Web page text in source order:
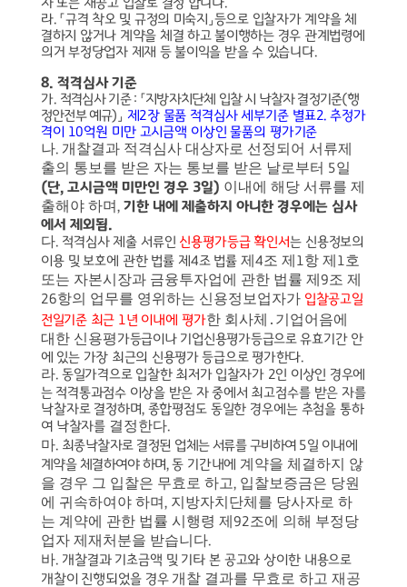
라. 「규격 착오 및 규정의 미숙지 」등으로 입찰자가 계약을 체
결하지 않거나 계약을 체결 하고 불이행하는 경우 관계법령에
의거 부정당업자 제재 등 불이익을 받을 수 있습니다.
8. 적격심사 기준
가. 적격심사 기준: 「지방자치단체 입찰 시 낙찰자 결정기준(행
정안전부 예규) 」 제 2장 물품 적격심사 세부기준 별표2.추정가
격이 10억원 미만 고시금액 이상인 물품의 평가기준
나. 개찰결과 적격심사 대상자로 선정되어 서류제
출의 통보를 받은 자는 통보를 받은 날로부터 5일
(단, 고시금액 미만인 경우 3일) 이내에 해당 서류를 제
출해야 하며 , 기한 내에 제출하지 아니한 경우에는 심사
에서 제외됨.
다. 적격심사 제출 서류인 신용평가등급 확인서는 신용정보의
이용 및 보호에 관한 법률 제 4조 법률 제4조 제 1 항 제 1 호
또는 자본시장과 금융투자업에 관한 법률 제 9조 제
26항의 업무를 영위하는 신용정보업자가 입찰공고일
전일기준 최근 1 년 이내에 평가한 회사체 ․ 기업어음에
대한 신용평가등급이나 기업신용평가등급으로 유효기간 안
에 있는 가장 최근의 신용평가 등급으로 평가한다.
라. 동일가격으로 입찰한 최저가 입찰자가 2인 이상인 경우에
는 적격통과점수 이상을 받은 자 중에서 최고점수를 받은 자를
낙찰자로 결정하며, 종합평점도 동일한 경우에는 추첨을 통하
여 낙찰자를 결정한다.
마. 최종낙찰자로 결정된 업체는 서류를 구비하여 5일 이내에
계약을 체결하여야 하며, 동 기간내에
계약을 체결하지 않
을 경우 그 입찰은 무효로 하고, 입찰보증금은 당원
에 귀속하여야 하며 , 지방자치단체를 당사자로 하
는 계약에 관한 법률 시행령 제 92조에 의해 부정당
업자 제재처분을 받습니다.
바. 개찰결과 기초금액 및 기타 본 공고와 상이한 내용으로
개찰이 진행되었을 경우 개찰 결과를 무효로 하고 재공